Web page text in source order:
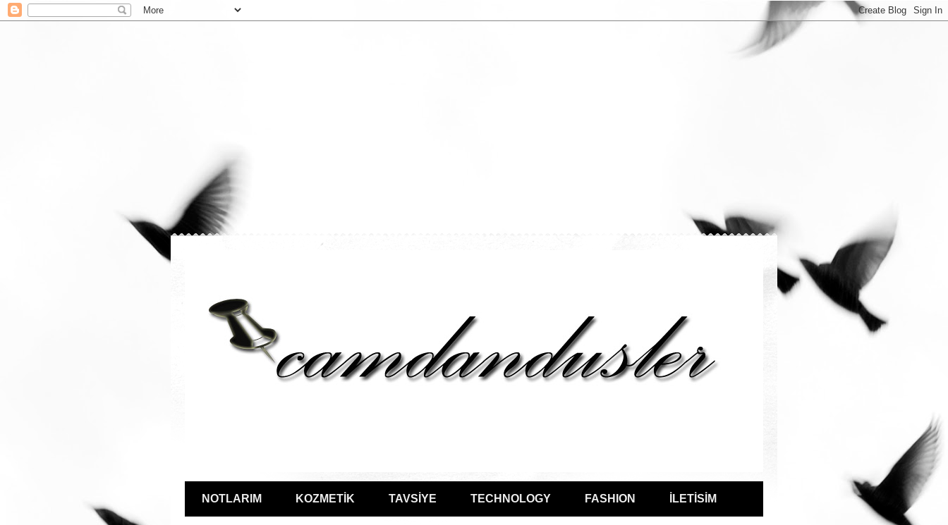
NOTLARIM KOZMETİK TAVSİYE TECHNOLOGY FASHION İLETİSİM